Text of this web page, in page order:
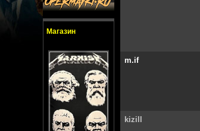
Магазин
m.if
kizill